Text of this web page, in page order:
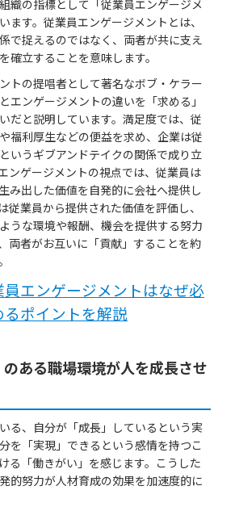
織の指標として「従業員エンゲージメ
ます。従業員エンゲージメントとは、
で捉えるのではなく、両者が共に支え
確立することを意味します。
トの提唱者として著名なボブ・ケラー
エンゲージメントの違いを「求める」
だと説明しています。満足度では、従
福利厚生などの便益を求め、企業は従
いうギブアンドテイクの関係で成り立
ンゲージメントの視点では、従業員は
み出した価値を自発的に会社へ提供し
従業員から提供された価値を評価し、
うな環境や報酬、機会を提供する努力
両者がお互いに「貢献」することを約
員エンゲージメントはなぜ必
ポイントを解説
のある職場環境が人を成長させ
る、自分が「成長」しているという実
を「実現」できるという感情を持つこ
る「働きがい」を感じます。こうした
的努力が人材育成の効果を加速度的に